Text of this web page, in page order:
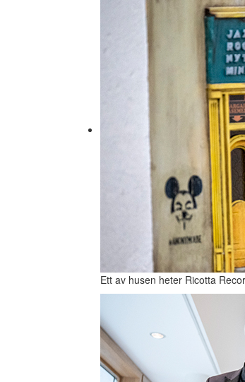
Ett av husen heter Ricotta